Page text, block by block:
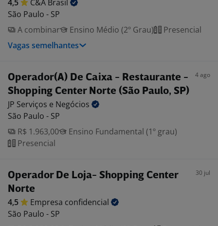
4,5 C&A Brasil
São Paulo - SP
A combinar
Ensino Médio (2º Grau)
Presencial
Vagas semelhantes
Operador(A) De Caixa - Restaurante -
Shopping Center Norte (São Paulo, SP)
4 ago
JP Serviços e Negócios
São Paulo - SP
R$ 1.963,00
Ensino Fundamental (1º grau)
Presencial
Operador De Loja- Shopping Center
Norte
30 jul
4,5 Empresa confidencial
São Paulo - SP